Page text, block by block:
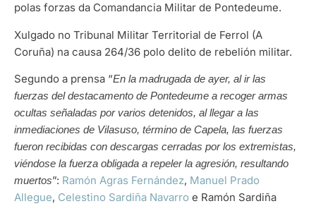
polas forzas da Comandancia Militar de Pontedeume.
Xulgado no Tribunal Militar Territorial de Ferrol (A
Coruña) na causa 264/36 polo delito de rebelión militar.
Segundo a prensa “En la madrugada de ayer, al ir las
fuerzas del destacamento de Pontedeume a recoger armas
ocultas señaladas por varios detenidos, al llegar a las
inmediaciones de Vilasuso, término de Capela, las fuerzas
fueron recibidas con descargas cerradas por los extremistas,
viéndose la fuerza obligada a repeler la agresión, resultando
muertos”: Ramón Agras Fernández, Manuel Prado
Allegue, Celestino Sardiña Navarro e Ramón Sardiña